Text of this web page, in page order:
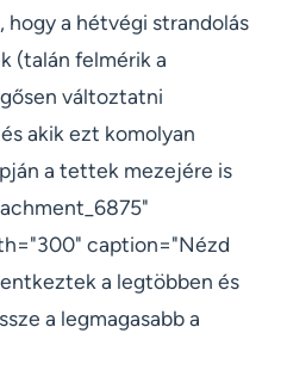
a hétvégi strandolás
(talán felmérik a
változtatni
akik ezt komolyan
a tettek mezejére is
caption="Nézd
a legtöbben és
a legmagasabb a